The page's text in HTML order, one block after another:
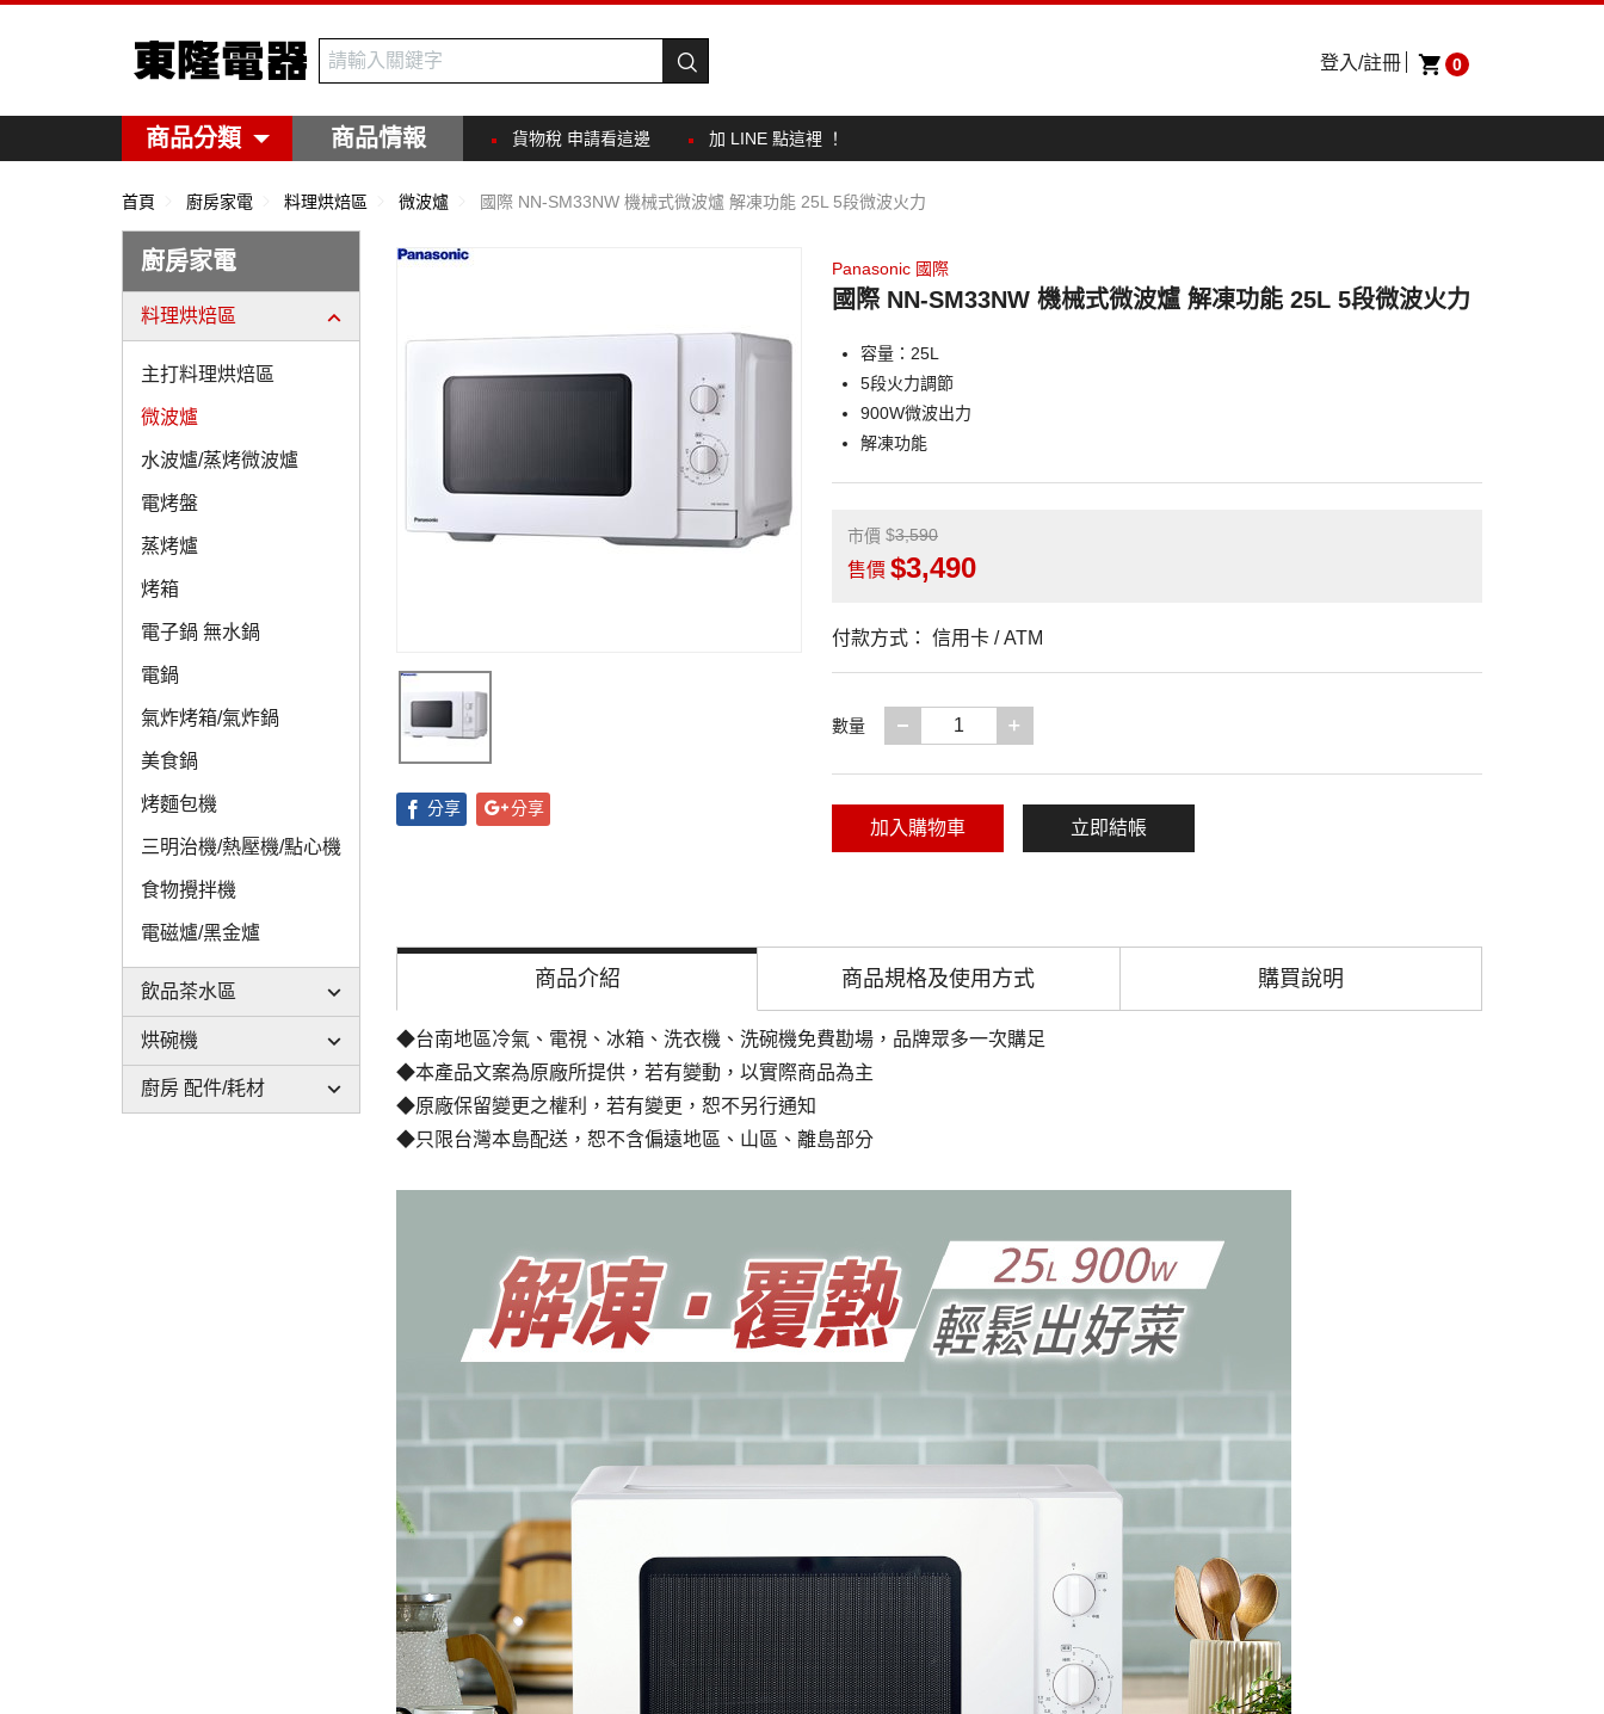
東隆電器
0
登入/註冊
商品分類 商品情報 貨物稅 申請看這邊 加 LINE 點這裡 ！
首頁 廚房家電 料理烘焙區 微波爐 國際 NN-SM33NW 機械式微波爐 解凍功能 25L 5段微波火力
廚房家電
料理烘焙區
主打料理烘焙區
微波爐
水波爐/蒸烤微波爐
電烤盤
蒸烤爐
烤箱
電子鍋 無水鍋
電鍋
氣炸烤箱/氣炸鍋
美食鍋
烤麵包機
三明治機/熱壓機/點心機
食物攪拌機
電磁爐/黑金爐
飲品茶水區
烘碗機
廚房 配件/耗材
分享 分享
Panasonic 國際
國際 NN-SM33NW 機械式微波爐 解凍功能 25L 5段微波火力
容量：25L
5段火力調節
900W微波出力
解凍功能
市價 3,590
售價 3,490
付款方式： 信用卡 / ATM
數量 減少一項
加入購物車 立即結帳
商品介紹 商品規格及使用方式 購買說明
◆台南地區冷氣、電視、冰箱、洗衣機、洗碗機免費勘場 ，品牌眾多一次購足
◆本產品文案為原廠所提供，若有變動，以實際商品為主
◆原廠保留變更之權利，若有變更，恕不另行通知
◆只限台灣本島配送，恕不含偏遠地區、山區、離島部分